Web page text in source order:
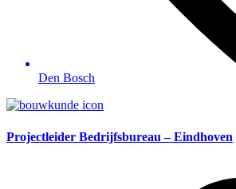
Den Bosch
Projectleider Bedrijfsbureau – Eindhoven